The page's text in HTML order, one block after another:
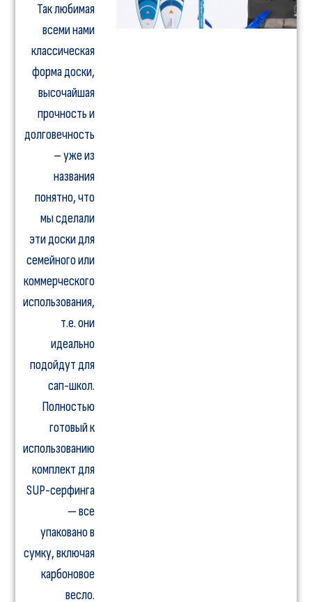
Так любимая
всеми нами
классическая
форма доски,
высочайшая
прочность и
долговечность
– уже из
названия
понятно, что
мы сделали
эти доски для
семейного или
коммерческого
использования,
т.е. они
идеально
подойдут для
сап-школ.
Полностью
готовый к
использованию
комплект для
SUP-серфинга
— все
упаковано в
сумку, включая
карбоновое
весло.